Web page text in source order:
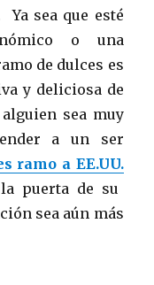
sea que esté
o una
de dulces es
y deliciosa de
sea muy
a un ser
ramo a EE.UU.
puerta de su
sea aún más